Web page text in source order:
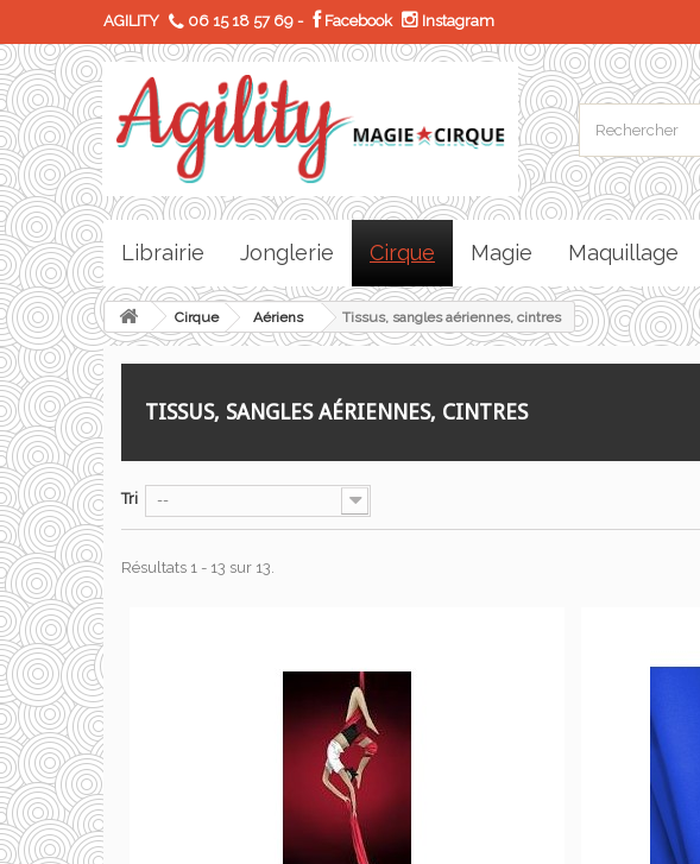
AGILITY 06 15 18 57 69 - Facebook Instagram
Librairie Jonglerie Cirque Magie Maquillage
Cirque Aériens Tissus, sangles aériennes, cintres
TISSUS, SANGLES AÉRIENNES, CINTRES
Tri --
Résultats 1 - 13 sur 13.